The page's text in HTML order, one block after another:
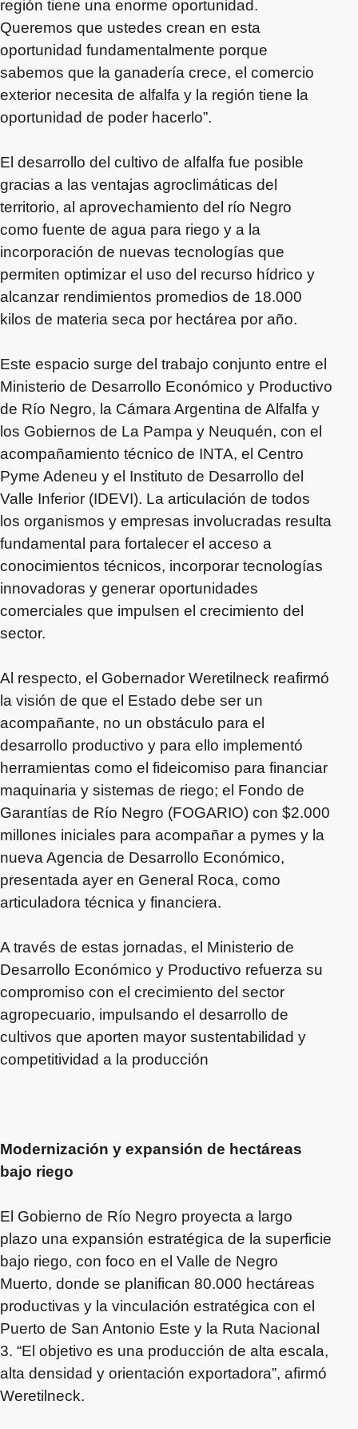
región tiene una enorme oportunidad.
Queremos que ustedes crean en esta
oportunidad fundamentalmente porque
sabemos que la ganadería crece, el comercio
exterior necesita de alfalfa y la región tiene la
oportunidad de poder hacerlo”.
El desarrollo del cultivo de alfalfa fue posible
gracias a las ventajas agroclimáticas del
territorio, al aprovechamiento del río Negro
como fuente de agua para riego y a la
incorporación de nuevas tecnologías que
permiten optimizar el uso del recurso hídrico y
alcanzar rendimientos promedios de 18.000
kilos de materia seca por hectárea por año.
Este espacio surge del trabajo conjunto entre el
Ministerio de Desarrollo Económico y Productivo
de Río Negro, la Cámara Argentina de Alfalfa y
los Gobiernos de La Pampa y Neuquén, con el
acompañamiento técnico de INTA, el Centro
Pyme Adeneu y el Instituto de Desarrollo del
Valle Inferior (IDEVI). La articulación de todos
los organismos y empresas involucradas resulta
fundamental para fortalecer el acceso a
conocimientos técnicos, incorporar tecnologías
innovadoras y generar oportunidades
comerciales que impulsen el crecimiento del
sector.
Al respecto, el Gobernador Weretilneck reafirmó
la visión de que el Estado debe ser un
acompañante, no un obstáculo para el
desarrollo productivo y para ello implementó
herramientas como el fideicomiso para financiar
maquinaria y sistemas de riego; el Fondo de
Garantías de Río Negro (FOGARIO) con $2.000
millones iniciales para acompañar a pymes y la
nueva Agencia de Desarrollo Económico,
presentada ayer en General Roca, como
articuladora técnica y financiera.
A través de estas jornadas, el Ministerio de
Desarrollo Económico y Productivo refuerza su
compromiso con el crecimiento del sector
agropecuario, impulsando el desarrollo de
cultivos que aporten mayor sustentabilidad y
competitividad a la producción
Modernización y expansión de hectáreas
bajo riego
El Gobierno de Río Negro proyecta a largo
plazo una expansión estratégica de la superficie
bajo riego, con foco en el Valle de Negro
Muerto, donde se planifican 80.000 hectáreas
productivas y la vinculación estratégica con el
Puerto de San Antonio Este y la Ruta Nacional
3. “El objetivo es una producción de alta escala,
alta densidad y orientación exportadora”, afirmó
Weretilneck.